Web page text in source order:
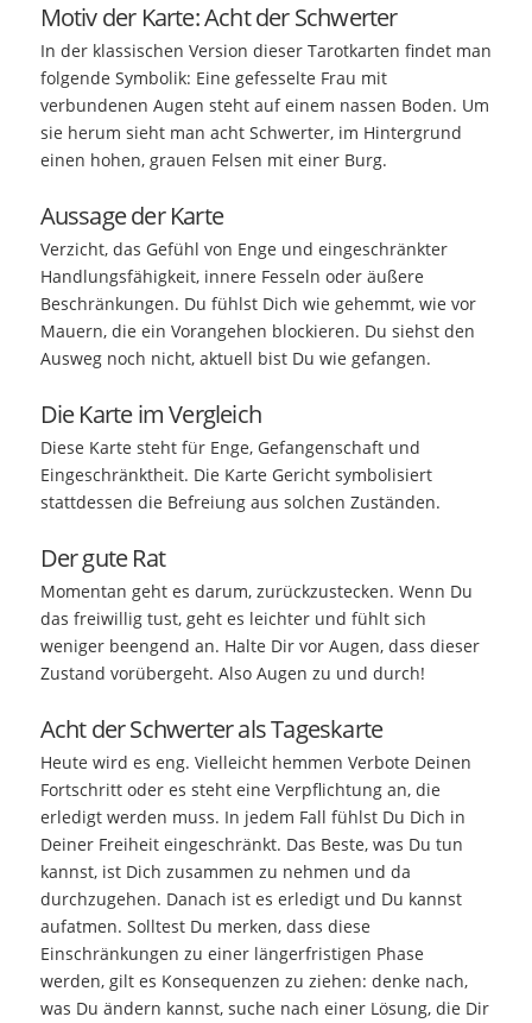
Motiv der Karte: Acht der Schwerter
In der klassischen Version dieser Tarotkarten findet man
folgende Symbolik: Eine gefesselte Frau mit
verbundenen Augen steht auf einem nassen Boden. Um
sie herum sieht man acht Schwerter, im Hintergrund
einen hohen, grauen Felsen mit einer Burg.
Aussage der Karte
Verzicht, das Gefühl von Enge und eingeschränkter
Handlungsfähigkeit, innere Fesseln oder äußere
Beschränkungen. Du fühlst Dich wie gehemmt, wie vor
Mauern, die ein Vorangehen blockieren. Du siehst den
Ausweg noch nicht, aktuell bist Du wie gefangen.
Die Karte im Vergleich
Diese Karte steht für Enge, Gefangenschaft und
Eingeschränktheit. Die Karte Gericht symbolisiert
stattdessen die Befreiung aus solchen Zuständen.
Der gute Rat
Momentan geht es darum, zurückzustecken. Wenn Du
das freiwillig tust, geht es leichter und fühlt sich
weniger beengend an. Halte Dir vor Augen, dass dieser
Zustand vorübergeht. Also Augen zu und durch!
Acht der Schwerter als Tageskarte
Heute wird es eng. Vielleicht hemmen Verbote Deinen
Fortschritt oder es steht eine Verpflichtung an, die
erledigt werden muss. In jedem Fall fühlst Du Dich in
Deiner Freiheit eingeschränkt. Das Beste, was Du tun
kannst, ist Dich zusammen zu nehmen und da
durchzugehen. Danach ist es erledigt und Du kannst
aufatmen. Solltest Du merken, dass diese
Einschränkungen zu einer längerfristigen Phase
werden, gilt es Konsequenzen zu ziehen: denke nach,
was Du ändern kannst, suche nach einer Lösung, die Dir